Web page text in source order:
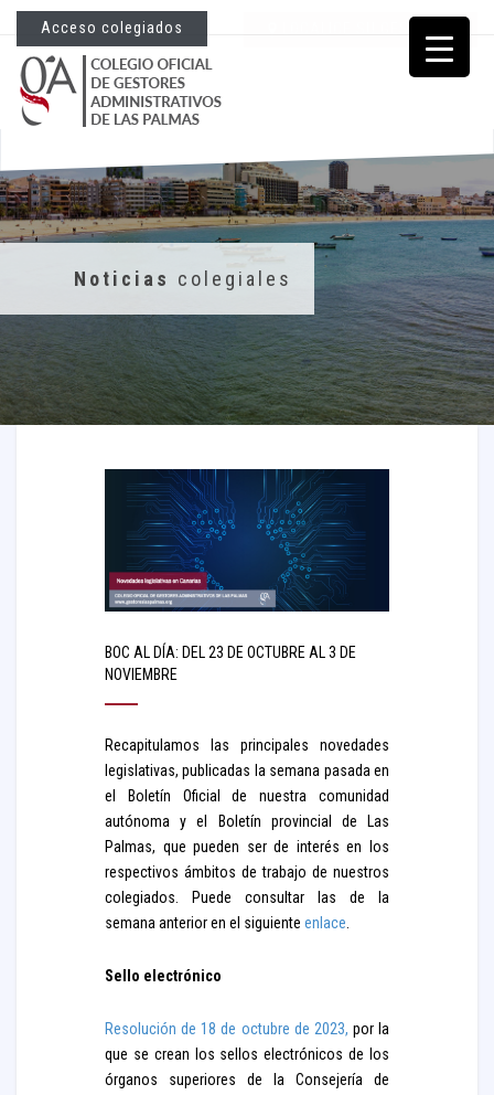
Acceso colegiados
Noticias colegiales
BOC AL DÍA: DEL 23 DE OCTUBRE AL 3 DE
NOVIEMBRE
Recapitulamos las principales novedades
legislativas, publicadas la semana pasada en
el Boletín Oficial de nuestra comunidad
autónoma y el Boletín provincial de Las
Palmas, que pueden ser de interés en los
respectivos ámbitos de trabajo de nuestros
colegiados. Puede consultar las de la
semana anterior en el siguiente enlace
Sello electrónico
Resolución de 18 de octubre de 2023, por la
que se crean los sellos electrónicos de los
órganos superiores de la Consejería de